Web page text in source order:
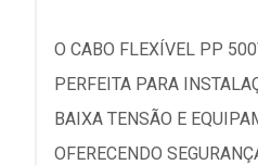
O CABO FLEXÍVEL PP
PERFEITA PARA
BAIXA TENSÃO E
OFERECENDO